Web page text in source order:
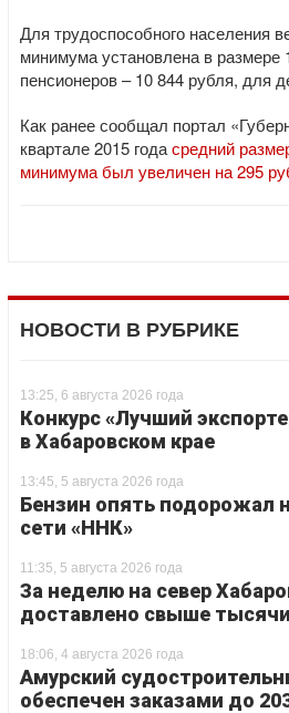
Для трудоспособного населения
минимума установлена в размере
пенсионеров – 10 844 рубля, для
Как ранее сообщал портал
квартале 2015 годасредний
минимума был увеличен на 295
НОВОСТИ В РУБРИКЕ
13:25, 6 августа 2026 года
Конкурс «Лучший
в Хабаровском крае
13:45, 5 августа 2026 года
Бензин опять подорожал
сети «ННК»
11:35, 5 августа 2026 года
За неделю на север
доставлено свыше
18:06, 4 августа 2026 года
Амурский
обеспечен заказами до